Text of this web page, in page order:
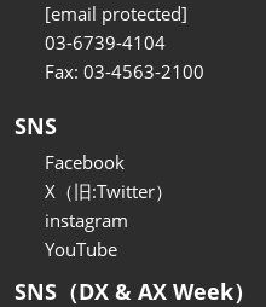
[email protected]
03-6739-4104
Fax: 03-4563-2100
SNS
Facebook
X（旧:Twitter）
instagram
YouTube
SNS（DX & AX Week）